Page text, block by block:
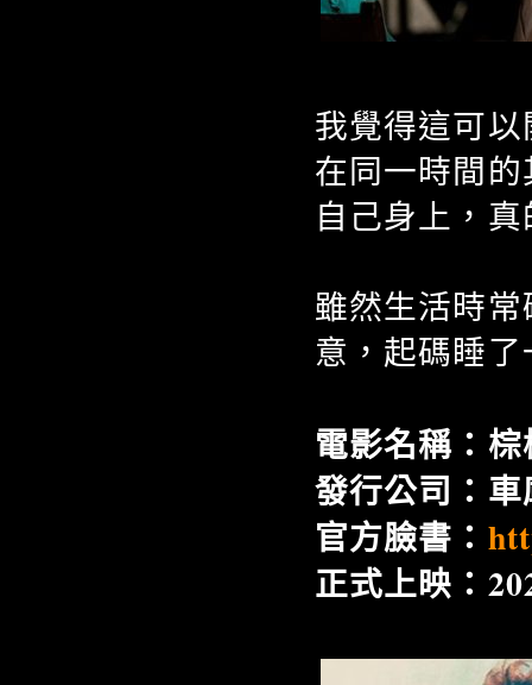
我覺得這可
在同一時間
自己身上，
雖然生活時
意，起碼睡
電影名稱：
發行公司：
官方臉書：
正式上映：